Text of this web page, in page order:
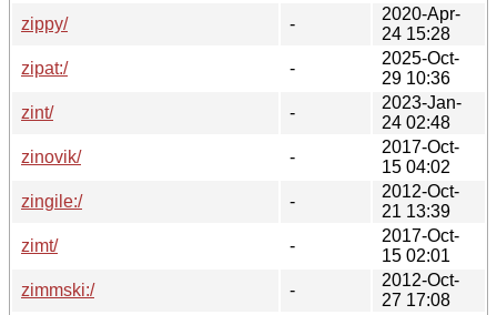
zippy/
-
2020-Apr-
24 15:28
zipat:/
-
2025-Oct-
29 10:36
zint/
-
2023-Jan-
24 02:48
zinovik/
-
2017-Oct-
15 04:02
zingile:/
-
2012-Oct-
21 13:39
zimt/
-
2017-Oct-
15 02:01
zimmski:/
-
2012-Oct-
27 17:08